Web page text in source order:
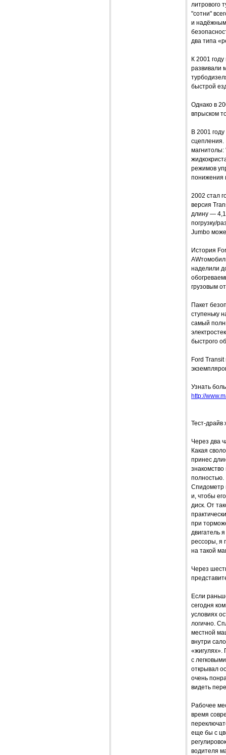
литрового
"сотни"
и надёжным
два типа
К 2001
развивали
быстрой
Однако в
впрыском
В 2001
магнитолы:
режимов
понижения
2002 стал
версия
длину —
погрузку/
Jumbo
История
наделили
грузовым
Пакет
ступеньку
самый
быстрого
Ford
Узнать
http://
Тест-
Через два
Какая
принес
полностью.
Спидометр
и, чтобы
диск. От
при
двигатель
рессоры, я
на такой
Через
Если
сегодня
условиях
логично.
местной
внутри
«жигулях».
с
открывал
очень
видеть
Рабочее
время
еще бы с
водителя